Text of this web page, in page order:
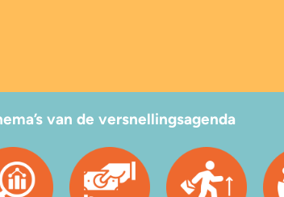
van de versnellingsagenda